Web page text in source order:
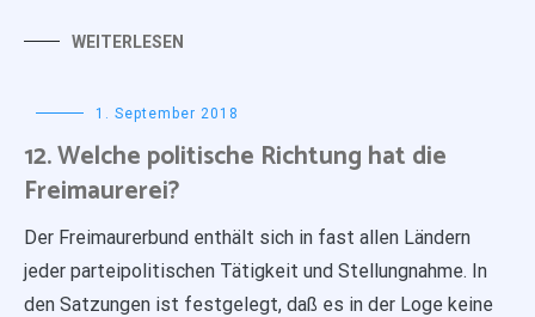
WEITERLESEN
1. September 2018
12. Welche politische Richtung hat die
Freimaurerei?
Der Freimaurerbund enthält sich in fast allen Ländern
jeder parteipolitischen Tätigkeit und Stellungnahme. In
den Satzungen ist festgelegt, daß es in der Loge keine